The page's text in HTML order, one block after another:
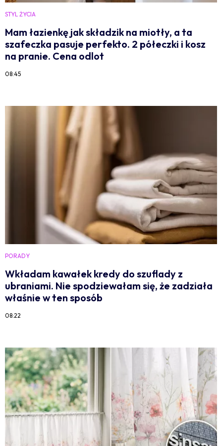
STYL ŻYCIA
Mam łazienkę jak składzik na miotły, a ta
szafeczka pasuje perfekto. 2 półeczki i kosz
na pranie. Cena odlot
08:45
PORADY
Wkładam kawałek kredy do szuflady z
ubraniami. Nie spodziewałam się, że zadziała
właśnie w ten sposób
08:22